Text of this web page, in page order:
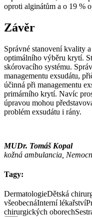
oproti alginátům a o 19 %
Závěr
Správné stanovení kvality
optimálního výběru krytí.
skórovacího systému.
managementu exsudátu,
účinná při managementu
primárního krytí. Navíc
úpravou mohou
problém exsudátu i rány.
MUDr. Tomáš Kopal
kožná ambulancia,
Tagy:
DermatologieDětská
všeobecnáInterní lékařství
chirurgických oborech